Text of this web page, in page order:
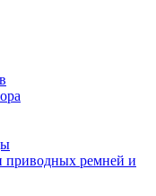
приводных ремней и